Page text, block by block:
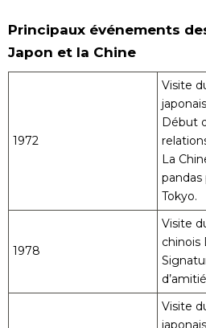
Principaux événements
Japon et la Chine
1972
Visite
japonais
Début
La
pandas
Tokyo.
1978
Visite
chinois
Visite